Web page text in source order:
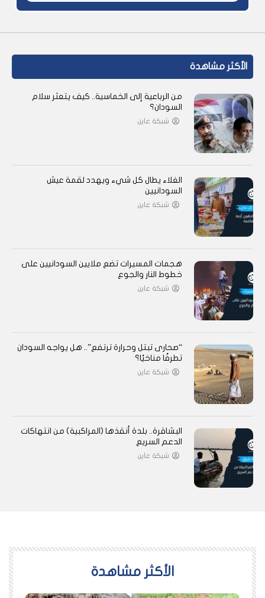
الأكثر مشاهدة
من الرباعية إلى الخماسية.. كيف يتعثر سلام
السودان؟
شبكة عاين
الغلاء يطال كل شيء ويهدد لقمة عيش
السودانيين
شبكة عاين
هجمات المسيرات تضع ملايين السودانيين على
خطوط النار والجوع
شبكة عاين
“صحارى تبتل وحرارة ترتفع”.. هل يواجه السودان
تطرفًا مناخيًا؟
شبكة عاين
البشاقرة.. بلدة أنقذها (المراكبية) من انتهاكات
الدعم السريع
شبكة عاين
اﻷكثر مشاهدة